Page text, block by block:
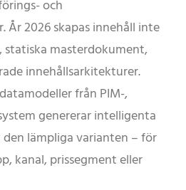
och
År 2026 skapas innehåll inte
statiska masterdokument,
innehållsarkitekturer.
från PIM-,
genererar intelligenta
lämpliga varianten – för
kanal, prissegment eller